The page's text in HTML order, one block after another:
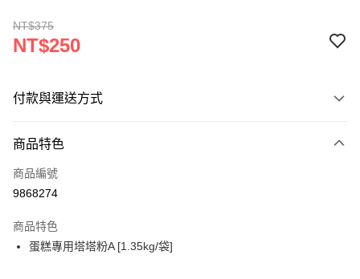
NT$375
NT$250
付款與運送方式
信用卡一次付款
超商取貨付款
Apple Pay
商品特色
商品編號
9868274
商品特色
蛋糕專用塔塔粉A [1.35kg/袋]